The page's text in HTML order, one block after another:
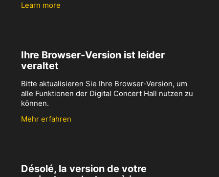
Learn more
Ihre Browser-Version ist leider
veraltet
Bitte aktualisieren Sie Ihre Browser-Version, um
alle Funktionen der Digital Concert Hall nutzen zu
können.
Mehr erfahren
Désolé, la version de votre